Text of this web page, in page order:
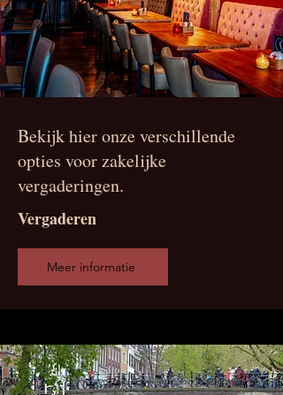
Bekijk hier onze verschillende
opties voor zakelijke
vergaderingen.
Vergaderen
Meer informatie